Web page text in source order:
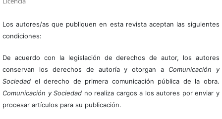
Los autores/as que publiquen en esta revista aceptan las siguientes
condiciones:
De acuerdo con la legislación de derechos de autor, los autores
conservan los derechos de autoría y otorgan a Comunicación y
Sociedadel derecho de primera comunicación pública de la obra.
Comunicación y Sociedad no realiza cargos a los autores por enviar y
procesar artículos para su publicación.